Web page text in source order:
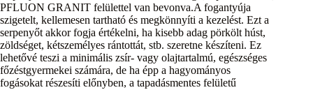
PFLUON GRANIT felülettel van bevonva.A fogantyúja
szigetelt, kellemesen tartható és megkönnyíti a kezelést. Ezt a
serpenyőt akkor fogja értékelni, ha kisebb adag pörkölt húst,
zöldséget, kétszemélyes rántottát, stb. szeretne készíteni. Ez
lehetővé teszi a minimális zsír- vagy olajtartalmú, egészséges
főzéstgyermekei számára, de ha épp a hagyományos
fogásokat részesíti előnyben, a tapadásmentes felületű